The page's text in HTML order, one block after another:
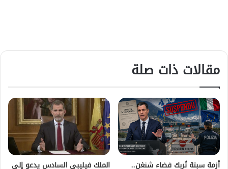
مقالات ذات صلة
أزمة سبتة تُربك فضاء شنغن.. الملك فيليبي السادس يدعو إلى